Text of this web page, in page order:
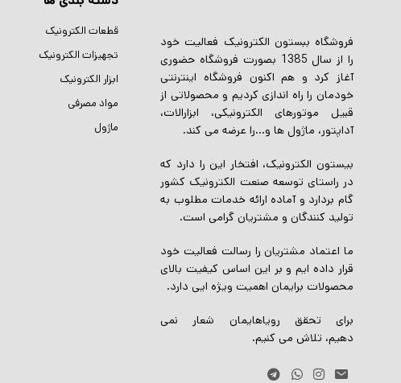
فروشگاه ببستون الکترونیک فعالیت خود
را از سال 1385 بصورت فروشگاه حضوری
آغاز کرد و هم اکنون فروشگاه اینترنتی
خودمان را راه اندازی کردیم و محصولاتی از
قبیل موتورهای الکترونیکی، ابزارالات،
آداپتور، ماژول ها و…را عرضه می کند.
بیستون الکترونیک، افتخار این را دارد که
در راستای توسعه صنعت الکترونیک کشور
گام بردارد و آماده ارائه خدمات مطلوب به
تولید کنندگان و مشتریان گرامی است.
ما اعتماد مشتریان را رسالت فعالیت خود
قرار داده ایم و بر این اساس کیفیت بالای
محصولات برایمان اهمیت ویژه ایی دارد.
برای تحقق رویاهایمان شعار نمی
دهیم، تلاش می کنیم.
قطعات الکترونیک
تجهیزات الکترونیک
ابزار الکترونیک
مواد مصرفی
ماژول